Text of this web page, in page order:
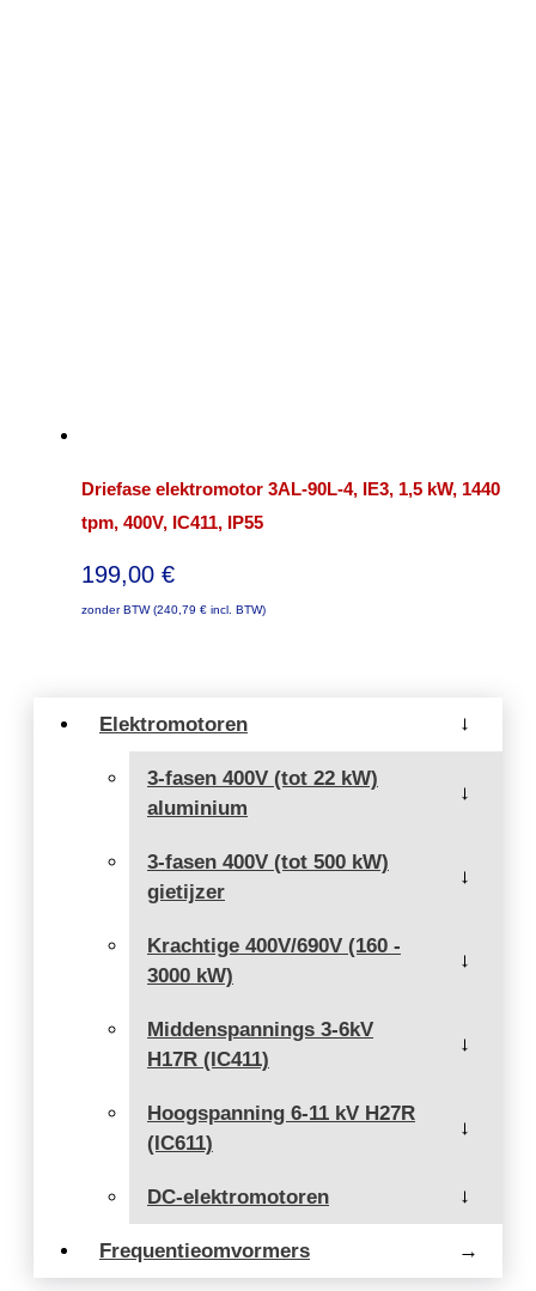
Elektromotoren →
3-fasen 400V (tot 22 kW)
aluminium
→
3-fasen 400V (tot 500 kW)
gietijzer
→
Krachtige 400V/690V (160 -
3000 kW)
→
Middenspannings 3-6kV
H17R (IC411)
→
Hoogspanning 6-11 kV H27R
(IC611)
→
DC-elektromotoren →
Frequentieomvormers →
Driefase elektromotor 3AL-90L-4, IE3, 1,5 kW, 1440
tpm, 400V, IC411, IP55
199,00 €
zonder BTW (240,79 € incl. BTW)